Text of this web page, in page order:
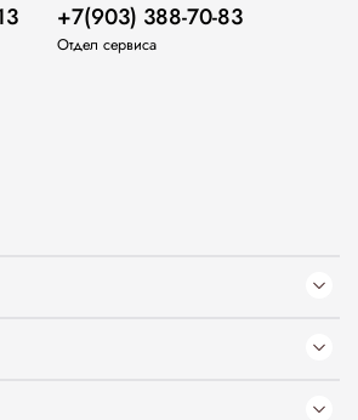
+7(903) 388-70-83
Отдел сервиса